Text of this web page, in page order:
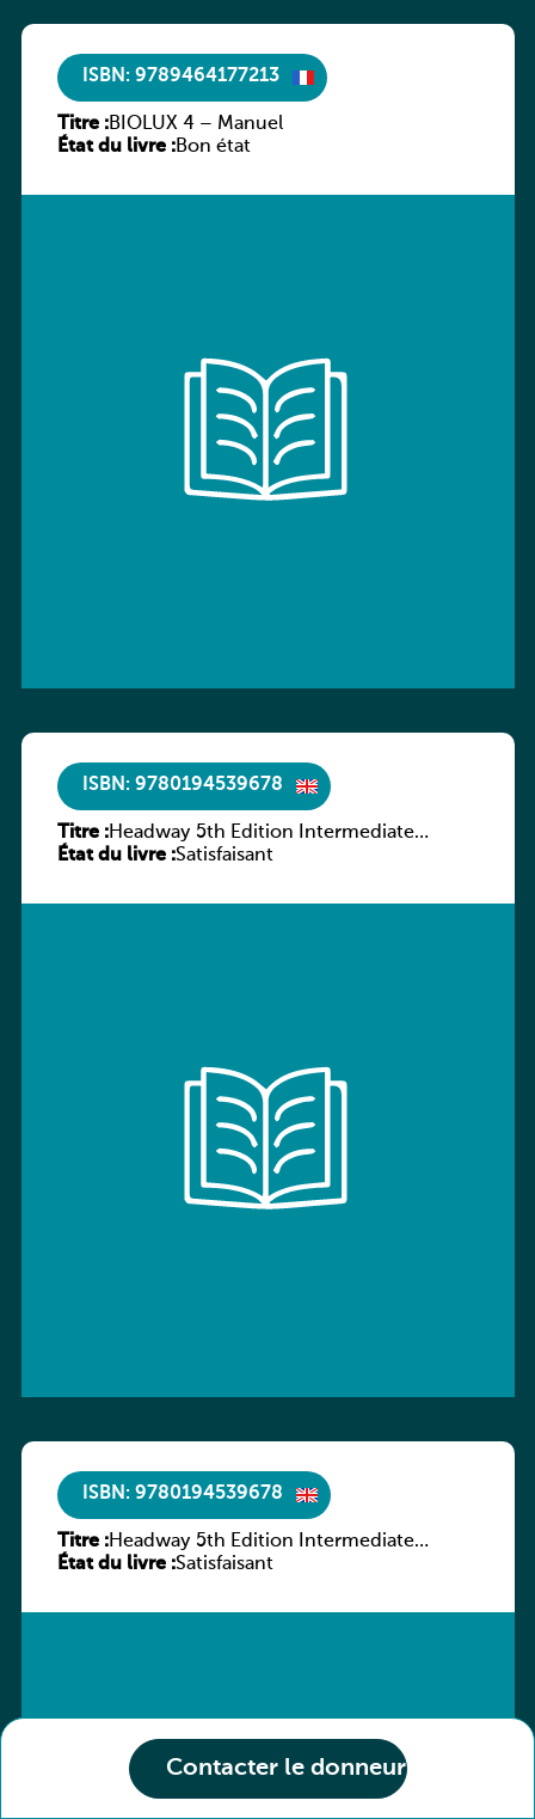
Contacter le donneur
ISBN: 9789464177213
Titre :BIOLUX 4 – Manuel
État du livre :Bon état
ISBN: 9780194539678
Titre :Headway 5th Edition Intermediate
Workbook without key
État du livre :Satisfaisant
ISBN: 9780194539678
Titre :Headway 5th Edition Intermediate
Workbook without key
État du livre :Satisfaisant